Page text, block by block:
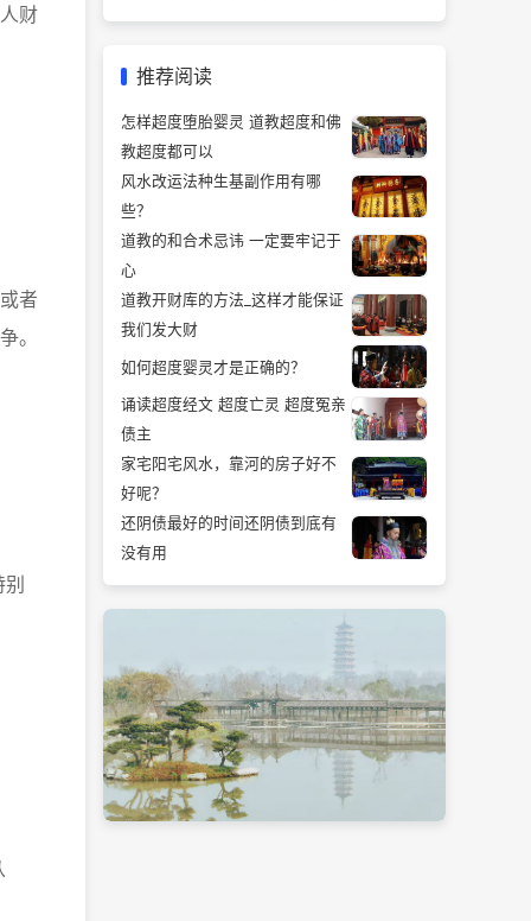
财
者
。
推荐阅读
怎样超度堕胎婴灵 道教超度和佛
教超度都可以
风水改运法种生基副作用有哪
些？
道教的和合术忌讳 一定要牢记于
心
道教开财库的方法_这样才能保证
我们发大财
如何超度婴灵才是正确的？
诵读超度经文 超度亡灵 超度冤亲
债主
家宅阳宅风水，靠河的房子好不
好呢？
还阴债最好的时间还阴债到底有
没有用